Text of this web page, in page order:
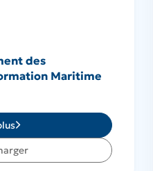
des
Maritime